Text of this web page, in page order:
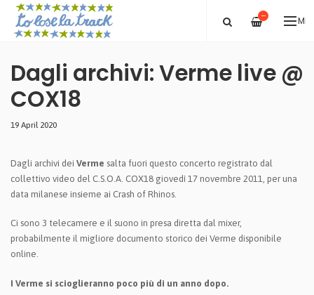
—
Dagli archivi: Verme live @
COX18
19 April 2020
Dagli archivi dei Verme salta fuori questo concerto registrato dal
collettivo video del C.S.O.A. COX18 giovedì 17 novembre 2011, per una
data milanese insieme ai Crash of Rhinos.
Ci sono 3 telecamere e il suono in presa diretta dal mixer,
probabilmente il migliore documento storico dei Verme disponibile
online.
I Verme si scioglieranno poco più di un anno dopo.